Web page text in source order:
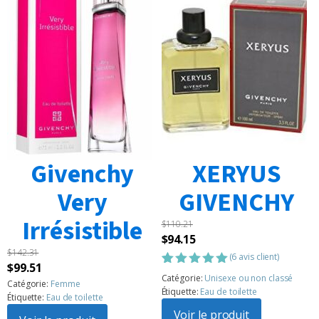
Givenchy
Very
Irrésistible
$142.31
Le
prix
initial
$99.51
prix
actuel
Catégorie: Femme
Étiquette: Eau de toilette
XERYUS
GIVENCHY
$110.21
Le
prix
initial
était :
$110.21.
$94.15Le
prix
actuel
est :
$94.15.
Noté5.00
sur 5
basé sur
6
notations
(6 avis client)
Catégorie: Unisexe ou non classé
Étiquette: Eau de toilette
Voir le produit